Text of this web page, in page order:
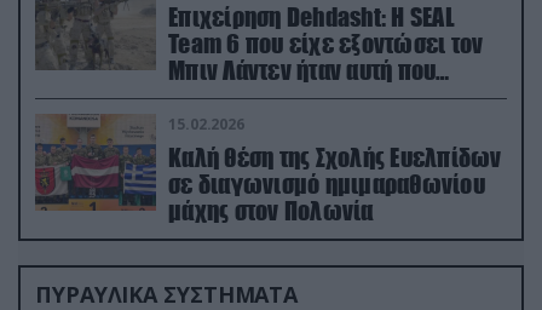
Επιχείρηση Dehdasht: Η SEAL
Team 6 που είχε εξοντώσει τον
Μπιν Λάντεν ήταν αυτή που
διέσωσε τον πιλότο του F-15
15.02.2026
Καλή θέση της Σχολής Ευελπίδων
σε διαγωνισμό ημιμαραθωνίου
μάχης στον Πολωνία
ΠΥΡΑΥΛΙΚΑ ΣΥΣΤΗΜΑΤΑ